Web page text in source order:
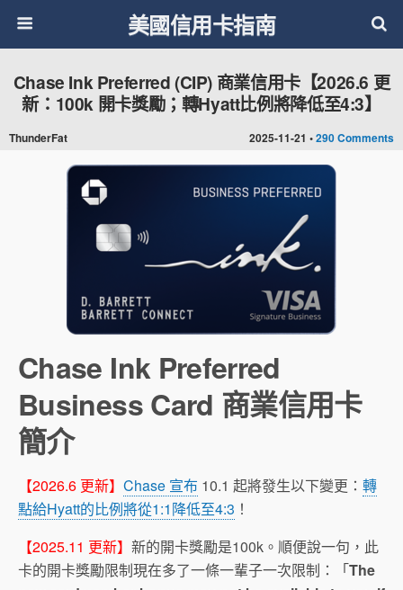
美國信用卡指南
2025-11-21 •290 Comments
Chase Ink Preferred (CIP) 商業信用卡【2026.6 更
新：100k 開卡獎勵；轉Hyatt比例將降低至4:3】
ThunderFat
Chase Ink Preferred
Business Card‎ 商業信用卡
簡介
【2026.6 更新】 Chase 宣布 10.1 起將發生以下變更： 轉
點給Hyatt的比例將從1:1降低至4:3 ！
【2025.11 更新】 新的開卡獎勵是100k。順便說一句，此
卡的開卡獎勵限制現在多了一條一輩子一次限制：「The